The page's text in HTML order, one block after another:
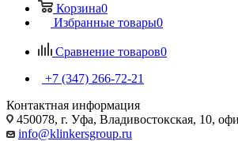
Корзина0
Избранные товары0
Сравнение товаров0
+7 (347) 266-72-21
Контактная информация
450078, г. Уфа, Владивостокская, 10,
info@klinkersgroup.ru